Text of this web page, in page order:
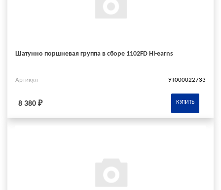
Шатунно поршневая группа в сборе 1102FD Hi-earns
Артикул УТ000022733
8 380 ₽ КУПИТЬ